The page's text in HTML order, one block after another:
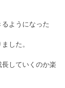
ようになった
した。
していくのか楽